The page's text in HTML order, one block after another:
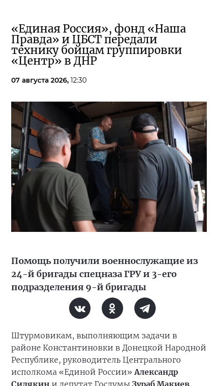
«Единая Россия», фонд «Наша
Правда» и ЦБСТ передали
технику бойцам группировки
«Центр» в ДНР
07 августа 2026, 12:30
Помощь получили военнослужащие из
24-й бригады спецназа ГРУ и 3-его
подразделения 9-й бригады
Штурмовикам, выполняющим задачи в
районе Константиновки в Донецкой Народной
Республике, руководитель Центрального
исполкома «Единой России»Александр